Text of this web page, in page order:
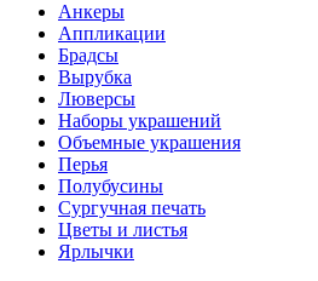
Анкеры
Аппликации
Брадсы
Вырубка
Люверсы
Наборы украшений
Объемные украшения
Перья
Полубусины
Сургучная печать
Цветы и листья
Ярлычки